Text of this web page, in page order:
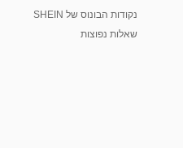
נקודות הבונוס של SHEIN
שאלות נפוצות